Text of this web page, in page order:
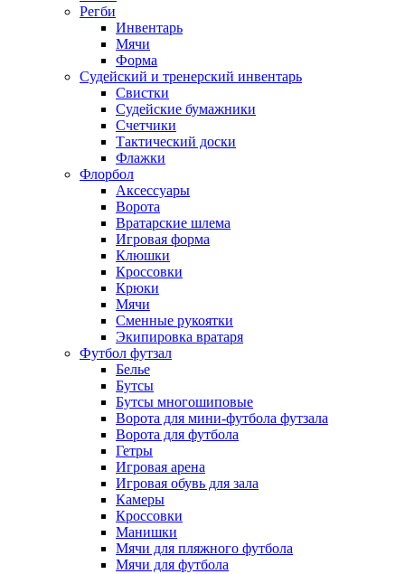
Регби
Инвентарь
Мячи
Форма
Судейский и тренерский инвентарь
Свистки
Судейские бумажники
Счетчики
Тактический доски
Флажки
Флорбол
Аксессуары
Ворота
Вратарские шлема
Игровая форма
Клюшки
Кроссовки
Крюки
Мячи
Сменные рукоятки
Экипировка вратаря
Футбол футзал
Белье
Бутсы
Бутсы многошиповые
Ворота для мини-футбола футзала
Ворота для футбола
Гетры
Игровая арена
Игровая обувь для зала
Камеры
Кроссовки
Манишки
Мячи для пляжного футбола
Мячи для футбола